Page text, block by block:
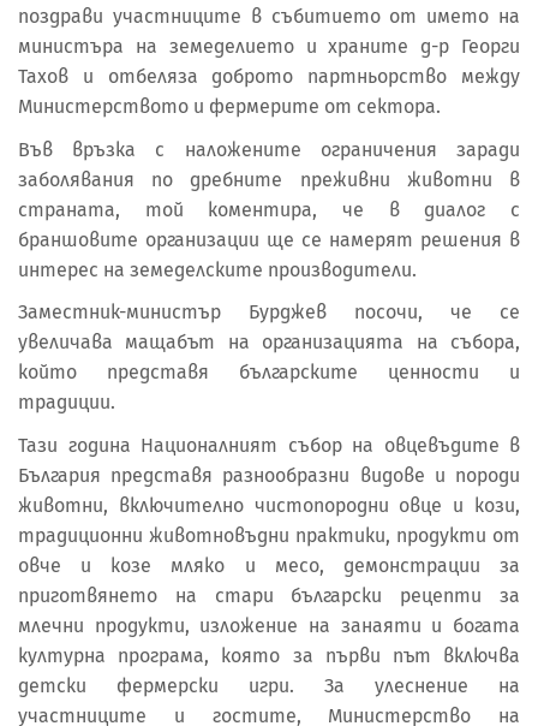
поздрави участниците в събитието от името на
министъра на земеделието и храните д-р Георги
Тахов и отбеляза доброто партньорство между
Министерството и фермерите от сектора.
Във връзка с наложените ограничения заради
заболявания по дребните преживни животни в
страната, той коментира, че в диалог с
браншовите организации ще се намерят решения в
интерес на земеделските производители.
Заместник-министър Бурджев посочи, че се
увеличава мащабът на организацията на събора,
който представя българските ценности и
традиции.
Тази година Националният събор на овцевъдите в
България представя разнообразни видове и породи
животни, включително чистопородни овце и кози,
традиционни животновъдни практики, продукти от
овче и козе мляко и месо, демонстрации за
приготвянето на стари български рецепти за
млечни продукти, изложение на занаяти и богата
културна програма, която за първи път включва
детски фермерски игри. За улеснение на
участниците и гостите, Министерство на